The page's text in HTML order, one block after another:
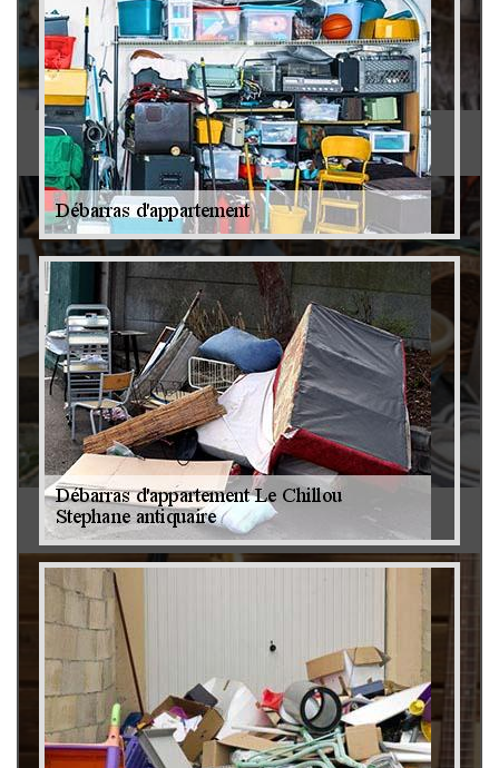
Antiquaire 79
Brocanteur 79